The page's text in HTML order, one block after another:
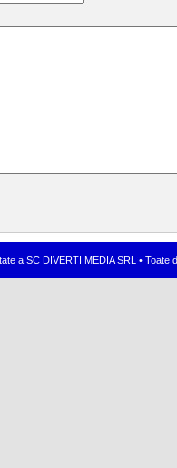
a SC DIVERTI MEDIA SRL •